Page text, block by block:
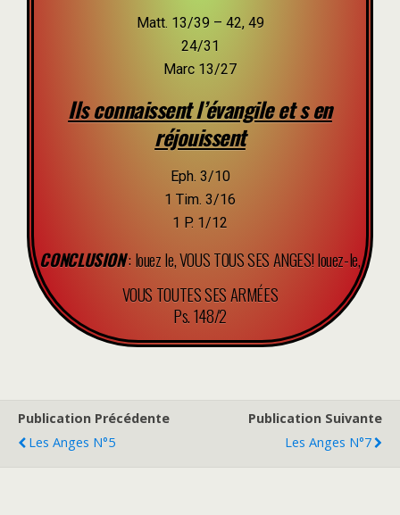
Matt. 13/39 – 42, 49
24/31
Marc 13/27
Ils connaissent l’évangile et s en
réjouissent
Eph. 3/10
1 Tim. 3/16
1 P. 1/12
CONCLUSION: louez le, VOUS TOUS SES ANGES! louez-le,
VOUS TOUTES SES ARMÉES
Ps. 148/2
Publication Précédente
Les Anges N°5
Publication Suivante
Les Anges N°7